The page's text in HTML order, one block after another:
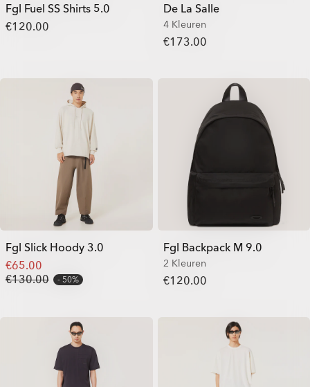
Fgl Fuel SS Shirts 5.0
€120.00
De La Salle
4 Kleuren
€173.00
Fgl Slick Hoody 3.0
€65.00
€130.00
50%
Fgl Backpack M 9.0
2 Kleuren
€120.00